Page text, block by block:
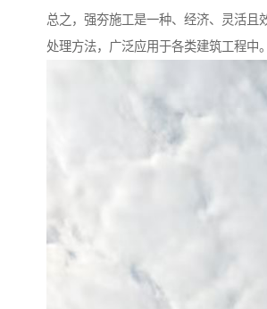
总之，强夯施工是一种、经济、灵活且
处理方法，广泛应用于各类建筑工程中。